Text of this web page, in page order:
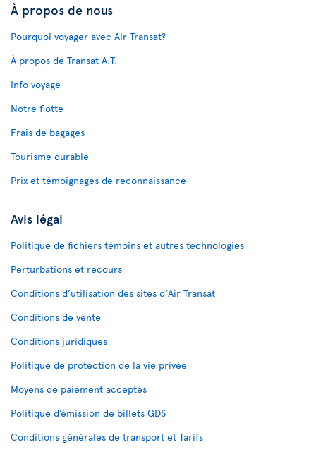
À propos de nous
Pourquoi voyager avec Air Transat?
À propos de Transat A.T.
Info voyage
Notre flotte
Frais de bagages
Tourisme durable
Prix et témoignages de reconnaissance
Avis légal
Politique de fichiers témoins et autres technologies
Perturbations et recours
Conditions d’utilisation des sites d'Air Transat
Conditions de vente
Conditions juridiques
Politique de protection de la vie privée
Moyens de paiement acceptés
Politique d’émission de billets GDS
Conditions générales de transport et Tarifs